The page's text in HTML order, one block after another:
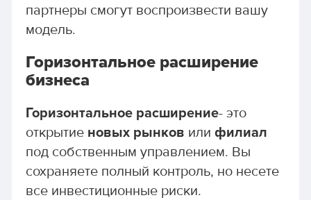
партнеры смогут воспроизвести вашу
модель.
Горизонтальное расширение
бизнеса
Горизонтальное расширение- это
открытие новых рынков или филиал
под собственным управлением. Вы
сохраняете полный контроль, но несете
все инвестиционные риски.